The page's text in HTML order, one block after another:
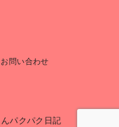
お問い合わせ
パクパク日記